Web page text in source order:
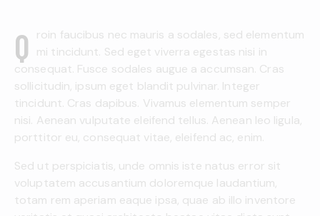
Qroin faucibus nec mauris a sodales, sed elementum
mi tincidunt. Sed eget viverra egestas nisi in
consequat. Fusce sodales augue a accumsan. Cras
sollicitudin, ipsum eget blandit pulvinar. Integer
tincidunt. Cras dapibus. Vivamus elementum semper
nisi. Aenean vulputate eleifend tellus. Aenean leo ligula,
porttitor eu, consequat vitae, eleifend ac, enim.
Sed ut perspiciatis, unde omnis iste natus error sit
voluptatem accusantium doloremque laudantium,
totam rem aperiam eaque ipsa, quae ab illo inventore